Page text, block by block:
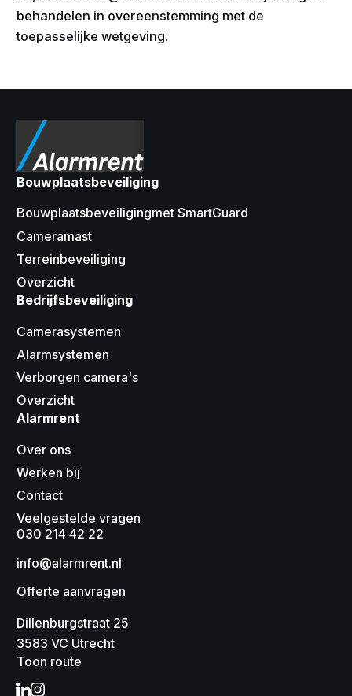
behandelen in overeenstemming met de
toepasselijke wetgeving.
Bouwplaatsbeveiliging
Bouwplaatsbeveiligingmet SmartGuard
Cameramast
Terreinbeveiliging
Overzicht
Bedrijfsbeveiliging
Camerasystemen
Alarmsystemen
Verborgen camera's
Overzicht
Alarmrent
Over ons
Werken bij
Contact
Veelgestelde vragen
030 214 42 22
info@alarmrent.nl
Offerte aanvragen
Dillenburgstraat 25
3583 VC Utrecht
Toon route